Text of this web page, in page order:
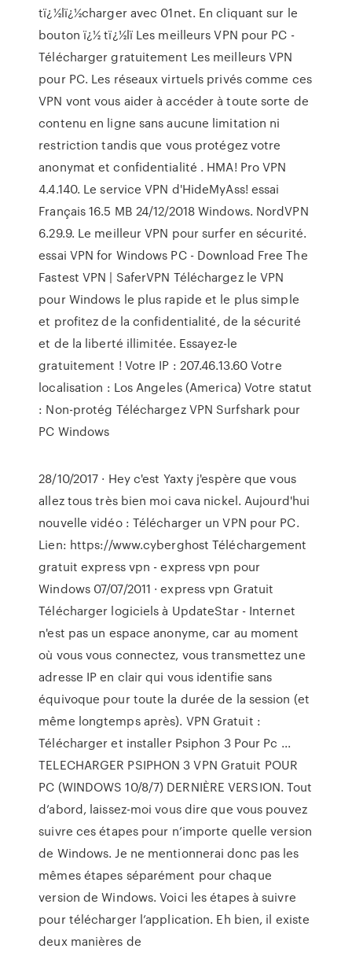
tï¿½lï¿½charger avec 01net. En cliquant sur le
bouton ï¿½ tï¿½lï Les meilleurs VPN pour PC -
Télécharger gratuitement Les meilleurs VPN
pour PC. Les réseaux virtuels privés comme ces
VPN vont vous aider à accéder à toute sorte de
contenu en ligne sans aucune limitation ni
restriction tandis que vous protégez votre
anonymat et confidentialité . HMA! Pro VPN
4.4.140. Le service VPN d'HideMyAss! essai
Français 16.5 MB 24/12/2018 Windows. NordVPN
6.29.9. Le meilleur VPN pour surfer en sécurité.
essai VPN for Windows PC - Download Free The
Fastest VPN | SaferVPN Téléchargez le VPN
pour Windows le plus rapide et le plus simple
et profitez de la confidentialité, de la sécurité
et de la liberté illimitée. Essayez-le
gratuitement ! Votre IP : 207.46.13.60 Votre
localisation : Los Angeles (America) Votre statut
: Non-protég Téléchargez VPN Surfshark pour
PC Windows
28/10/2017 · Hey c'est Yaxty j'espère que vous
allez tous très bien moi cava nickel. Aujourd'hui
nouvelle vidéo : Télécharger un VPN pour PC.
Lien: https://www.cyberghost Téléchargement
gratuit express vpn - express vpn pour
Windows 07/07/2011 · express vpn Gratuit
Télécharger logiciels à UpdateStar - Internet
n'est pas un espace anonyme, car au moment
où vous vous connectez, vous transmettez une
adresse IP en clair qui vous identifie sans
équivoque pour toute la durée de la session (et
même longtemps après). VPN Gratuit :
Télécharger et installer Psiphon 3 Pour Pc ...
TELECHARGER PSIPHON 3 VPN Gratuit POUR
PC (WINDOWS 10/8/7) DERNIÈRE VERSION. Tout
d’abord, laissez-moi vous dire que vous pouvez
suivre ces étapes pour n’importe quelle version
de Windows. Je ne mentionnerai donc pas les
mêmes étapes séparément pour chaque
version de Windows. Voici les étapes à suivre
pour télécharger l’application. Eh bien, il existe
deux manières de